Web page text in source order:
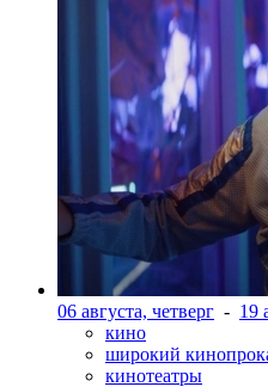
06 августа, четверг - 19
кино
широкий
кинотеатры